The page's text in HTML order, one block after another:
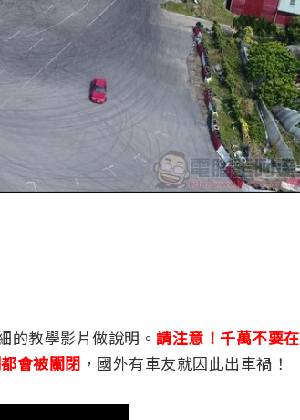
教學影片做說明。 請注意！千萬不要在
會被關閉 ，國外有車友就因此出車禍！